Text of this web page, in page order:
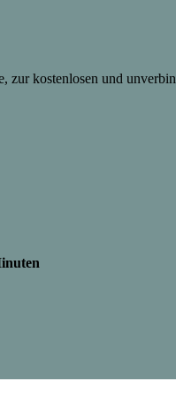
zur kostenlosen und